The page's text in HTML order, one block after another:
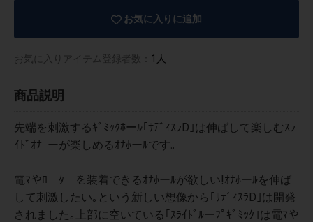
お気に入りに追加
お気に入りアイテム登録者数： 1人
商品説明
先端を刺激するｷﾞﾐｯｸﾎーﾙ｢ｻﾃﾞｨｽﾗD｣は伸ばして楽しむｽﾗ
ｲﾄﾞｵﾅﾆーが楽しめるｵﾅﾎーﾙです｡
電ﾏやﾛーﾀーを装着できるｵﾅﾎーﾙが欲しい!ｵﾅﾎーﾙを伸ば
して刺激したい｡という新しい想像から｢ｻﾃﾞｨｽﾗD｣は開発
されました｡上部に空いている｢ｽﾗｲﾄﾞﾙーﾌﾟｷﾞﾐｯｸ｣は電ﾏや